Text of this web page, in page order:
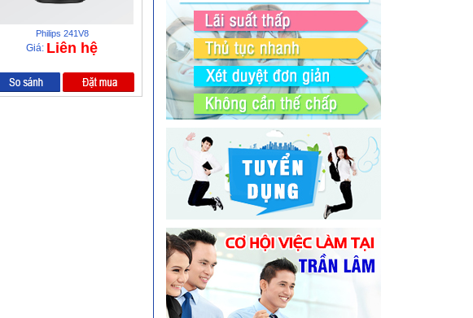
Philips 241V8
Giá: Liên hệ